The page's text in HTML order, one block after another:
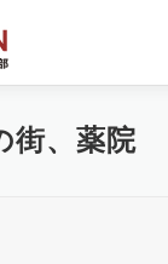
街、薬院